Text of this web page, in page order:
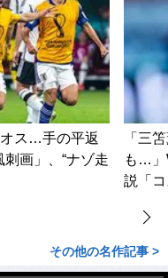
オス…手の平返
画」、“ナゾ走
「三
も…」
説「
その他の名作記事 >